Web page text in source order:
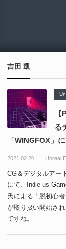
能な伸縮式ライトセ
ーバーの開発メイ
吉田 凱
る
「WINGFOX」
2021.02.20 Unreal
CG＆デジタルアー
にて、Indie-us
氏による「脱初心
が取り扱い開始さ
ですね。